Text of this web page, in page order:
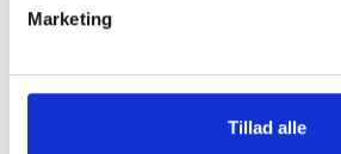
Marketing
Tillad alle
30 DKK
LÆG I KURV